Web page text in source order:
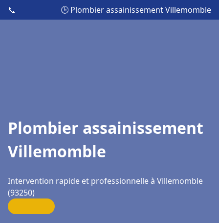
📞 🕒 Plombier assainissement Villemomble
Plombier assainissement
Villemomble
Intervention rapide et professionnelle à Villemomble
(93250)